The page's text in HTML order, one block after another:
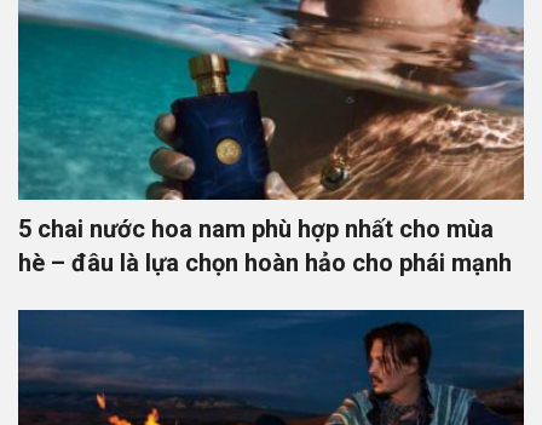
5 chai nước hoa nam phù hợp nhất cho mùa
hè – đâu là lựa chọn hoàn hảo cho phái mạnh